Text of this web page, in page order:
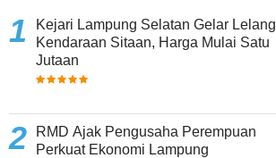
Kejari Lampung Selatan Gelar Lelang
Kendaraan Sitaan, Harga Mulai Satu
Jutaan
RMD Ajak Pengusaha Perempuan
Perkuat Ekonomi Lampung